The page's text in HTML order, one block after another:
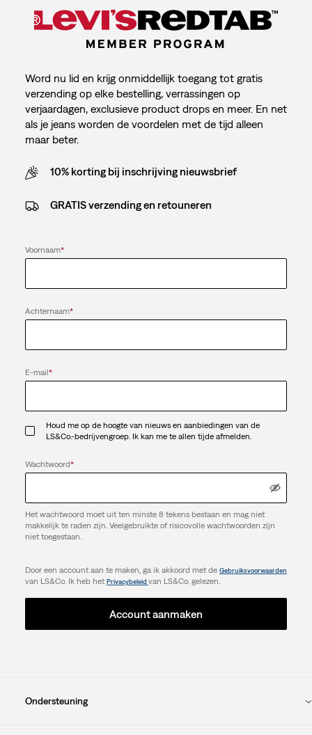
Word nu lid en krijg onmiddellijk toegang tot gratis
verzending op elke bestelling, verrassingen op
verjaardagen, exclusieve product drops en meer. En net
als je jeans worden de voordelen met de tijd alleen
maar beter.
10% korting bij inschrijving nieuwsbrief
GRATIS verzending en retouneren
Voornaam*
Achternaam*
E-mail*
Houd me op de hoogte van nieuws en aanbiedingen van de
LS&Co.-bedrijvengroep. Ik kan me te allen tijde afmelden.
Wachtwoord*
Het wachtwoord moet uit ten minste 8 tekens bestaan en mag niet
makkelijk te raden zijn. Veelgebruikte of risicovolle wachtwoorden zijn
niet toegestaan.
Door een account aan te maken, ga ik akkoord met de Gebruiksvoorwaarden
van LS&Co. Ik heb hetPrivacybeleid van LS&Co. gelezen.
Account aanmaken
Ondersteuning